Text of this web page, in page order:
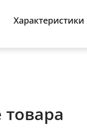
Характеристики